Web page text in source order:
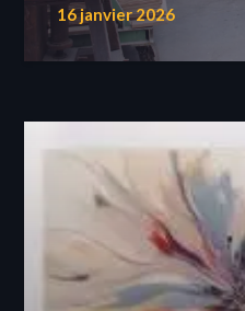
16 janvier 2026